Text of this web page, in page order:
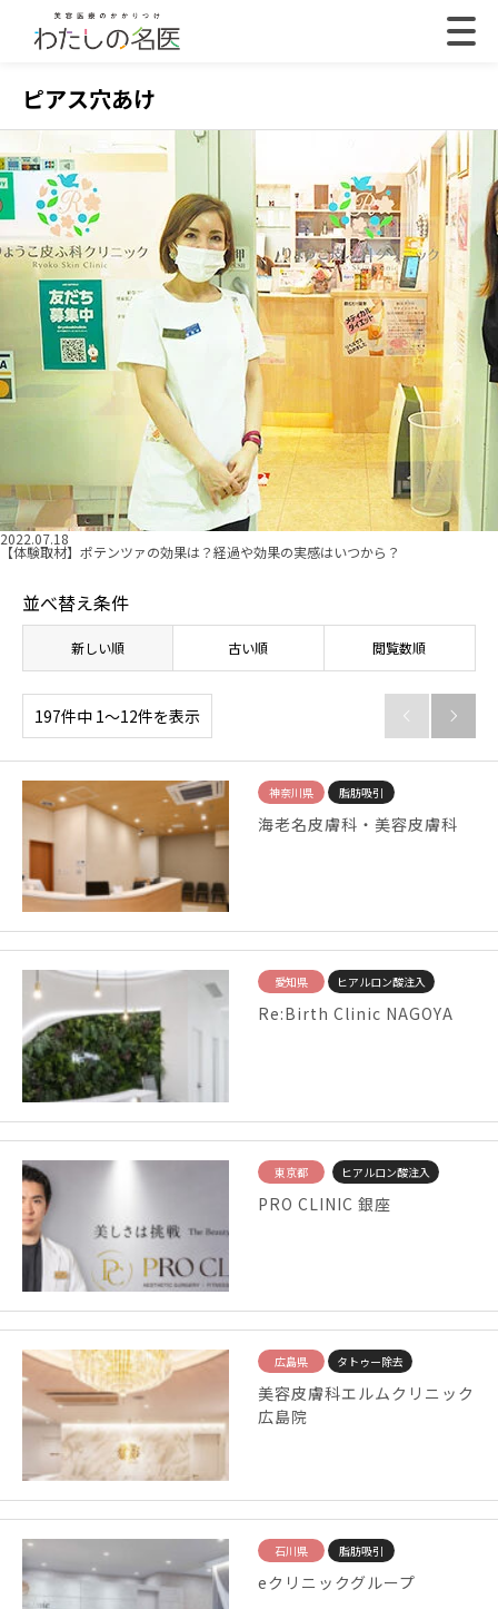
ピアス穴あけ
2022.07.18
【体験取材】ポテンツァの効果は？経過や効果の実感はいつから？
並べ替え条件
新しい順 古い順 閲覧数順
197件中 1〜12件を表示  
神奈川県 脂肪吸引
海老名皮膚科・美容皮膚科
愛知県 ヒアルロン酸注入
Re:Birth Clinic NAGOYA
東京都 ヒアルロン酸注入
PRO CLINIC 銀座
広島県 タトゥー除去
美容皮膚科エルムクリニック
広島院
石川県 脂肪吸引
eクリニックグループ